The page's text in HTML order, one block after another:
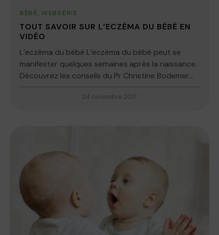
BÉBÉ, WEBSÉRIE
TOUT SAVOIR SUR L’ECZÉMA DU BÉBÉ EN
VIDÉO
L’eczéma du bébé L’eczéma du bébé peut se
manifester quelques semaines après la naissance.
Découvrez les conseils du Pr Christine Bodemer...
24 novembre 2017